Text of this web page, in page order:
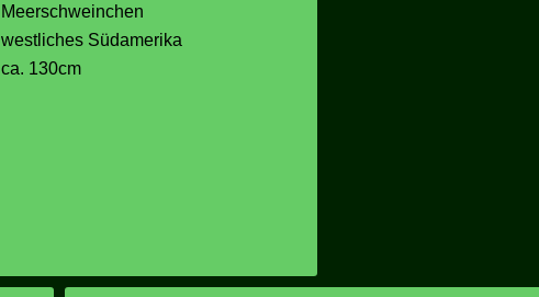
Meerschweinchen
westliches Südamerika
ca. 130cm